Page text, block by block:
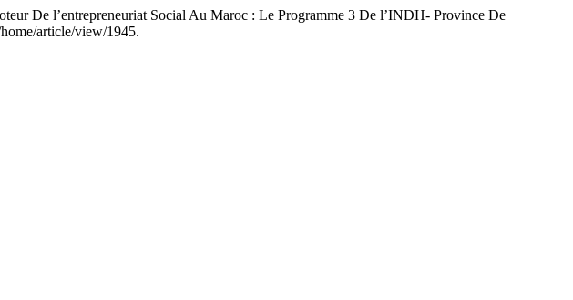
De l’entrepreneuriat Social Au Maroc : Le Programme 3 De l’INDH- Province De
article/view/1945.